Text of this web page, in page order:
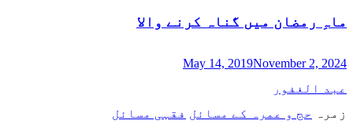
ماہِ رمضان میں گناہ کرنے والا
May 14, 2019November 2, 2024
عبد الغفور
زمرہ
حج و عمرہ کے مسائل فقہی مسائل